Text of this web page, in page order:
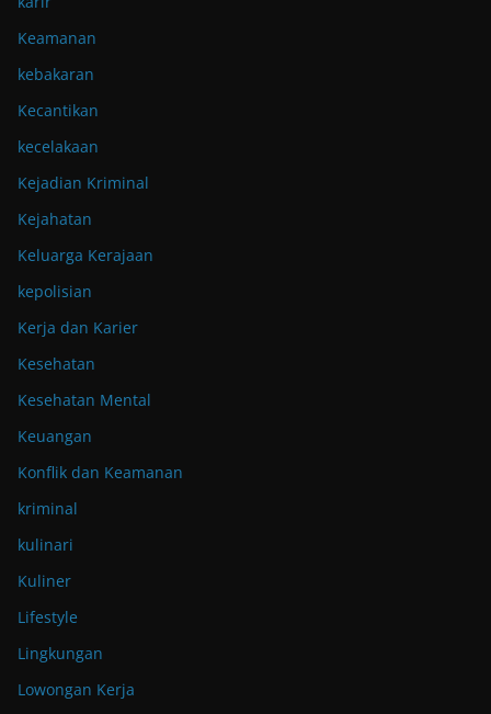
Keamanan
kebakaran
Kecantikan
kecelakaan
Kejadian Kriminal
Kejahatan
Keluarga Kerajaan
kepolisian
Kerja dan Karier
Kesehatan
Kesehatan Mental
Keuangan
Konflik dan Keamanan
kriminal
kulinari
Kuliner
Lifestyle
Lingkungan
Lowongan Kerja